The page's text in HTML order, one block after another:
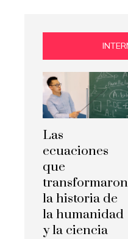
Las
ecuaciones
que
transformaron
la historia de
la humanidad
y la ciencia